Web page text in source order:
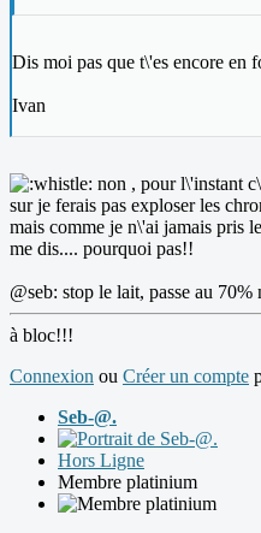
Dis moi pas que t\'es encore en
Ivan
non , pour l\'instant
sur je ferais pas exploser les
mais comme je n\'ai jamais pris
me dis.... pourquoi pas!!
@seb: stop le lait, passe au 70%
à bloc!!!
Connexion ou Créer un compte
Seb-@.
Hors Ligne
Membre platinium